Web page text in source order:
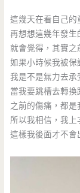
這幾天在看自己的
再想想這幾年發生
就會覺得，其實
如果小時候我被
我是不是無力去承
當我要跳槽去轉
之前的傷痛，都
所以我相信，我
這樣我後面才不會